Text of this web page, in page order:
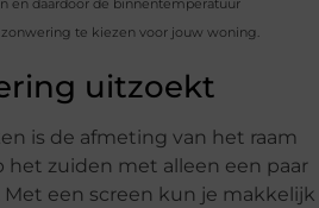
en daardoor de binnentemperatuur
zonwering te kiezen voor jouw woning.
uitzoekt
is de afmeting van het raam
het zuiden met alleen een paar
Met een screen kun je makkelijk